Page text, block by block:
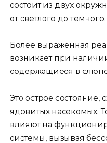
состоит из двух
от светлого до темного.
Более выраженная
возникает при
содержащиеся в слюне
Это острое состояние,
ядовитых насекомых.
влияют на
системы, вызывая